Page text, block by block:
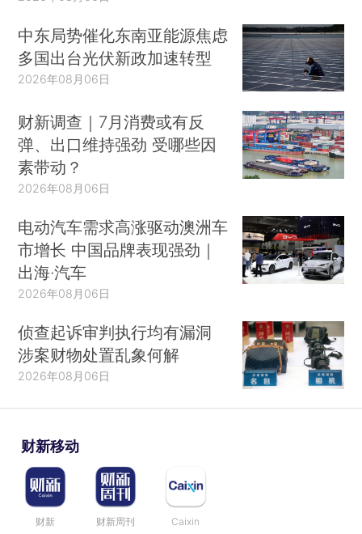
中东局势催化东南亚能源焦虑
多国出台光伏新政加速转型
2026年08月06日
财新调查｜7月消费或有反
弹、出口维持强劲 受哪些因
素带动？
2026年08月06日
电动汽车需求高涨驱动澳洲车
市增长 中国品牌表现强劲｜
出海·汽车
2026年08月06日
侦查起诉审判执行均有漏洞
涉案财物处置乱象何解
2026年08月06日
财新移动
财新 财新周刊 Caixin